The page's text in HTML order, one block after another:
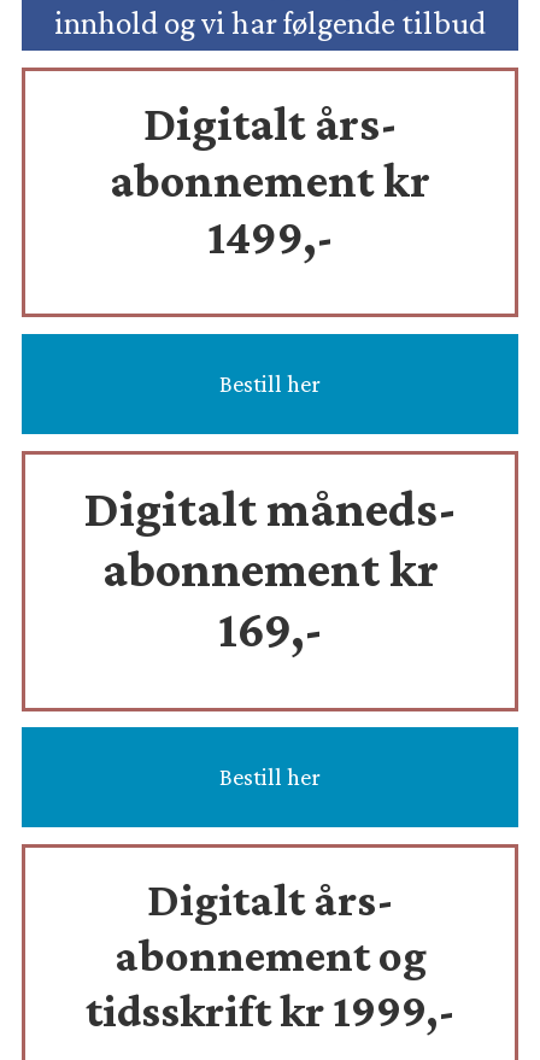
innhold og vi har følgende tilbud
Digitalt års-
abonnement kr
1499,-
Bestill her
Digitalt måneds-
abonnement kr
169,-
Bestill her
Digitalt års-
abonnement og
tidsskriftkr 1999,-